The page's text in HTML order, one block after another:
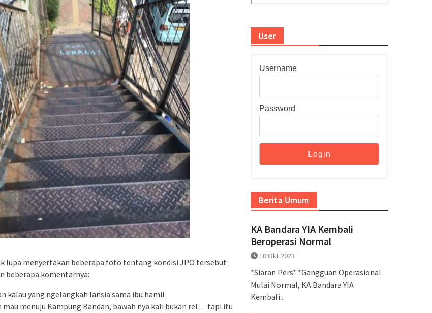
lupa menyertakan beberapa foto tentang kondisi JPO tersebut
beberapa komentarnya:
kalau yang ngelangkah lansia sama ibu hamil
menuju Kampung Bandan, bawah nya kali bukan rel… tapi itu
User
Username
Password
Berita Umum
KA Bandara YIA Kembali
Beroperasi Normal
18 Okt 2023
*Siaran Pers* *Gangguan Operasional
Mulai Normal, KA Bandara YIA
Kembali...